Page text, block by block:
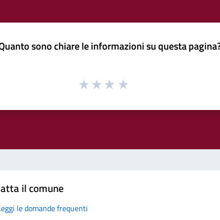
sono chiare le informazioni su questa
il comune
le domande frequenti